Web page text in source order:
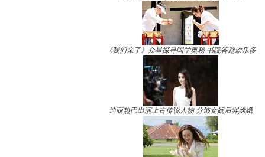
《我们来了》众星探寻国学奥秘 书院答题欢乐多
迪丽热巴出演上古传说人物 分饰女娲后羿嫦娥